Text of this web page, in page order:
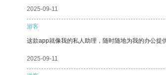
2025-09-11
游客
这款app就像我的私人助理，随时随地为我的办公提
2025-09-11